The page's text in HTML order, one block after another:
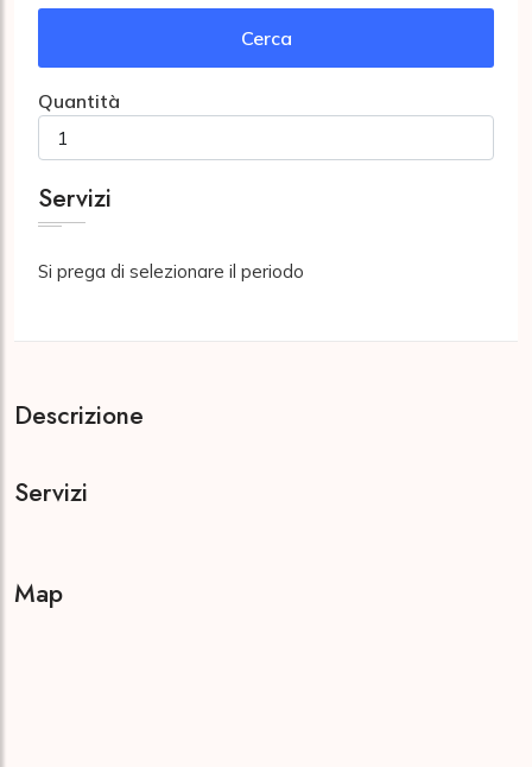
Cerca
Quantità
Servizi
Si prega di selezionare il periodo
Descrizione
Servizi
Map